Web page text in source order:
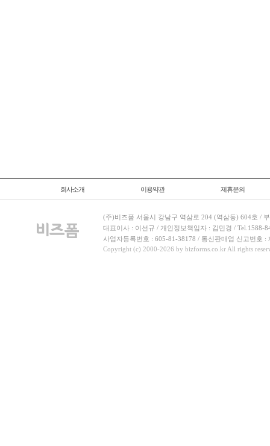
회사소개 이용약관 제휴문의
(주)비즈폼 서울시 강남구 역삼로 204 (역삼동) 604호 /
대표이사 : 이선규 / 개인정보책임자 : 김민경 / Tel.1588-
사업자등록번호 : 605-81-38178 / 통신판매업 신고번호 :
Copyright (c) 2000-2026 by bizforms.co.kr All rights